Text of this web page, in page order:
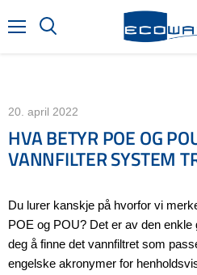
20. april 2022
HVA BETYR POE OG
VANNFILTER SYSTEM
Du lurer kanskje på hvorfor vi
POE og POU? Det er av den
deg å finne det vannfiltret som
engelske akronymer for